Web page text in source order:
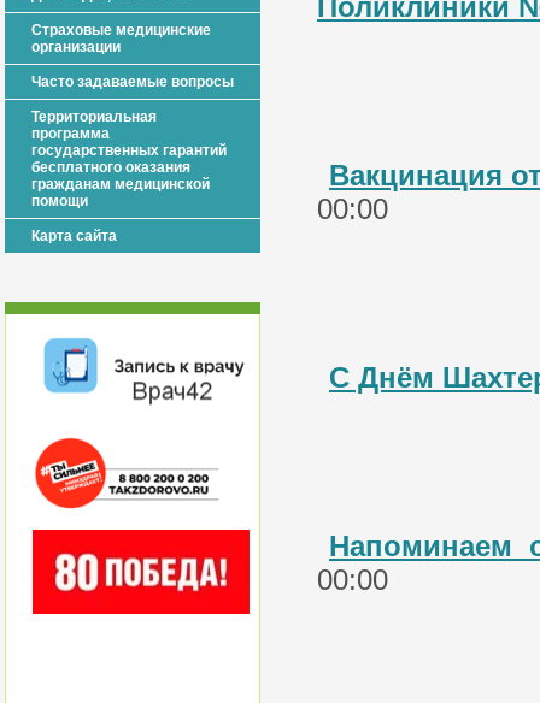
Страховые медицинские
организации
Часто задаваемые вопросы
Территориальная
программа
государственных гарантий
бесплатного оказания
гражданам медицинской
помощи
Карта сайта
Поликлиники
Вакцинация
00:00
С Днём
Напоминаем
00:00